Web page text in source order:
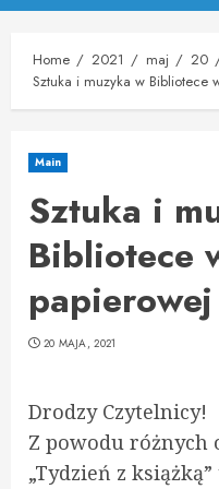
Menu
Home 2021 maj
20
Sztuka i muzyka w Bibliotece
Main
Sztuka i
Bibliotece
papierowej
20 MAJA, 2021
Drodzy Czytelnicy!
Z powodu różnych
„Tydzień z